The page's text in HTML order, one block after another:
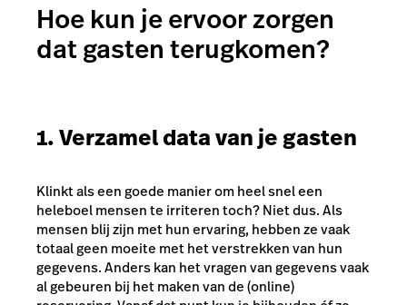
Hoe kun je ervoor zorgen
dat gasten terugkomen?
1. Verzamel data van je gasten
Klinkt als een goede manier om heel snel een
heleboel mensen te irriteren toch? Niet dus. Als
mensen blij zijn met hun ervaring, hebben ze vaak
totaal geen moeite met het verstrekken van hun
gegevens. Anders kan het vragen van gegevens vaak
al gebeuren bij het maken van de (online)